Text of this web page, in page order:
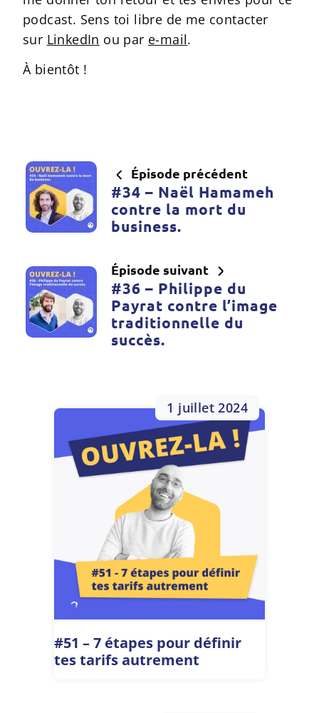
podcast. Sens toi libre de me contacter
sur LinkedIn ou par e-mail.
À bientôt !
Épisode précédent
#34 – Naël Hamameh
contre la mort du
business.
Épisode suivant
#36 – Philippe du
Payrat contre l’image
traditionnelle du
succès.
1 juillet 2024
#51 – 7 étapes pour définir
tes tarifs autrement